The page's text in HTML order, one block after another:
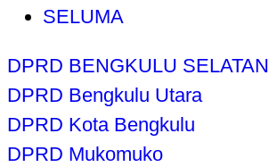
SELUMA
DPRD BENGKULU SELATAN
DPRD Bengkulu Utara
DPRD Kota Bengkulu
DPRD Mukomuko